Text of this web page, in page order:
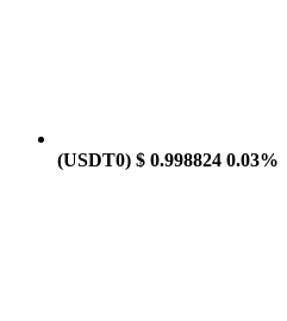
(USDT0) $ 0.998824 0.03%